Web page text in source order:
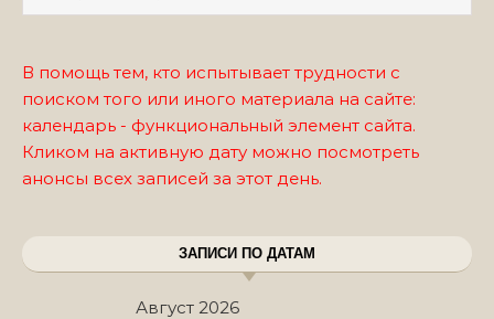
В помощь тем, кто испытывает трудности с
поиском того или иного материала на сайте:
календарь - функциональный элемент сайта.
Кликом на активную дату можно посмотреть
анонсы всех записей за этот день.
ЗАПИСИ ПО ДАТАМ
Август 2026